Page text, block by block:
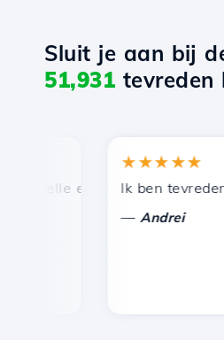
Sluit je aan bij
51,931 tevreden
en efficiënte technische
★★★★★
Ik ben tevreden
Andrei